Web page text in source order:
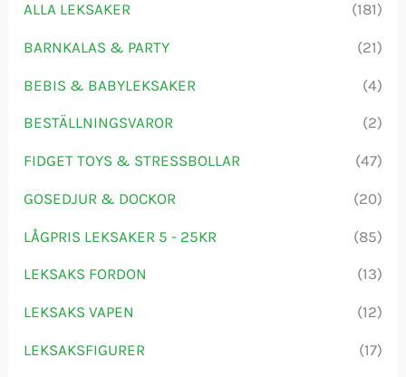
e
r
ALLA LEKSAKER (181)
BARNKALAS & PARTY (21)
BEBIS & BABYLEKSAKER (4)
BESTÄLLNINGSVAROR (2)
FIDGET TOYS & STRESSBOLLAR (47)
GOSEDJUR & DOCKOR (20)
LÅGPRIS LEKSAKER 5 - 25KR (85)
LEKSAKS FORDON (13)
LEKSAKS VAPEN (12)
LEKSAKSFIGURER (17)